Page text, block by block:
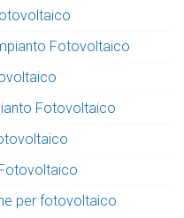
Fotovoltaico
Fotovoltaico
per fotovoltaico